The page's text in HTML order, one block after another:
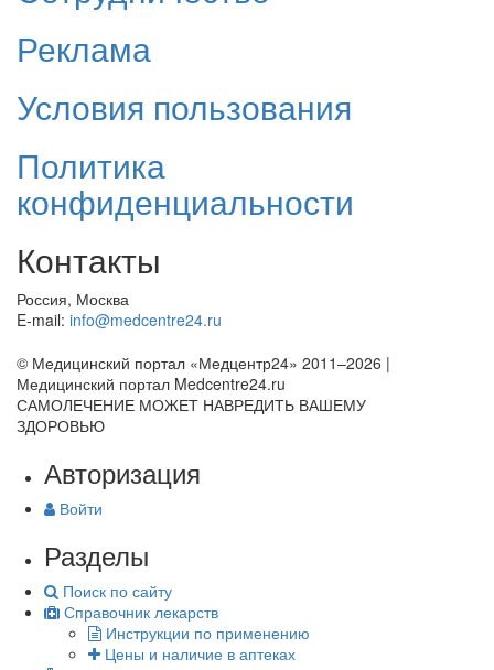
Реклама
Условия пользования
Политика
конфиденциальности
Контакты
Россия, Москва
E-mail: info@medcentre24.ru
© Медицинский портал «Медцентр24» 2011–2026 |
Медицинский портал Medcentre24.ru
САМОЛЕЧЕНИЕ МОЖЕТ НАВРЕДИТЬ ВАШЕМУ
ЗДОРОВЬЮ
Авторизация
Войти
Разделы
Поиск по сайту
Справочник лекарств
Инструкции по применению
Цены и наличие в аптеках